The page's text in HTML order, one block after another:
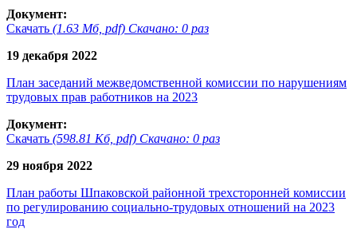
Документ:
Скачать (1.63 Мб, pdf) Скачано: 0 раз
19 декабря 2022
План заседаний межведомственной комиссии по нарушениям
трудовых прав работников на 2023
Документ:
Скачать (598.81 Кб, pdf) Скачано: 0 раз
29 ноября 2022
План работы Шпаковской районной трехсторонней комиссии
по регулированию социально-трудовых отношений на 2023
год